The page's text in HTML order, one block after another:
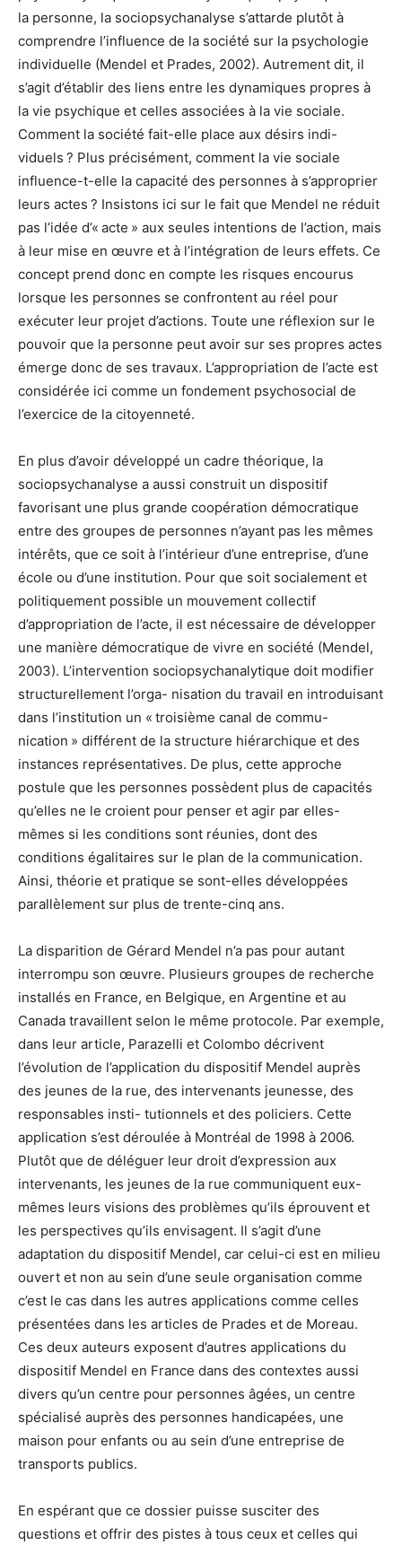
la personne, la sociopsychanalyse s’attarde plutôt à
comprendre l’influence de la société sur la psychologie
individuelle (Mendel et Prades, 2002). Autrement dit, il
s’agit d’établir des liens entre les dynamiques propres à
la vie psychique et celles associées à la vie sociale.
Comment la société fait-elle place aux désirs indi-
viduels ? Plus précisément, comment la vie sociale
influence-t-elle la capacité des personnes à s’approprier
leurs actes ? Insistons ici sur le fait que Mendel ne réduit
pas l’idée d’« acte » aux seules intentions de l’action, mais
à leur mise en œuvre et à l’intégration de leurs effets. Ce
concept prend donc en compte les risques encourus
lorsque les personnes se confrontent au réel pour
exécuter leur projet d’actions. Toute une réflexion sur le
pouvoir que la personne peut avoir sur ses propres actes
émerge donc de ses travaux. L’appropriation de l’acte est
considérée ici comme un fondement psychosocial de
l’exercice de la citoyenneté.
En plus d’avoir développé un cadre théorique, la
sociopsychanalyse a aussi construit un dispositif
favorisant une plus grande coopération démocratique
entre des groupes de personnes n’ayant pas les mêmes
intérêts, que ce soit à l’intérieur d’une entreprise, d’une
école ou d’une institution. Pour que soit socialement et
politiquement possible un mouvement collectif
d’appropriation de l’acte, il est nécessaire de développer
une manière démocratique de vivre en société (Mendel,
2003). L’intervention sociopsychanalytique doit modifier
structurellement l’orga- nisation du travail en introduisant
dans l’institution un « troisième canal de commu-
nication » différent de la structure hiérarchique et des
instances représentatives. De plus, cette approche
postule que les personnes possèdent plus de capacités
qu’elles ne le croient pour penser et agir par elles-
mêmes si les conditions sont réunies, dont des
conditions égalitaires sur le plan de la communication.
Ainsi, théorie et pratique se sont-elles développées
parallèlement sur plus de trente-cinq ans.
La disparition de Gérard Mendel n’a pas pour autant
interrompu son œuvre. Plusieurs groupes de recherche
installés en France, en Belgique, en Argentine et au
Canada travaillent selon le même protocole. Par exemple,
dans leur article, Parazelli et Colombo décrivent
l’évolution de l’application du dispositif Mendel auprès
des jeunes de la rue, des intervenants jeunesse, des
responsables insti- tutionnels et des policiers. Cette
application s’est déroulée à Montréal de 1998 à 2006.
Plutôt que de déléguer leur droit d’expression aux
intervenants, les jeunes de la rue communiquent eux-
mêmes leurs visions des problèmes qu’ils éprouvent et
les perspectives qu’ils envisagent. Il s’agit d’une
adaptation du dispositif Mendel, car celui-ci est en milieu
ouvert et non au sein d’une seule organisation comme
c’est le cas dans les autres applications comme celles
présentées dans les articles de Prades et de Moreau.
Ces deux auteurs exposent d’autres applications du
dispositif Mendel en France dans des contextes aussi
divers qu’un centre pour personnes âgées, un centre
spécialisé auprès des personnes handicapées, une
maison pour enfants ou au sein d’une entreprise de
transports publics.
En espérant que ce dossier puisse susciter des
questions et offrir des pistes à tous ceux et celles qui